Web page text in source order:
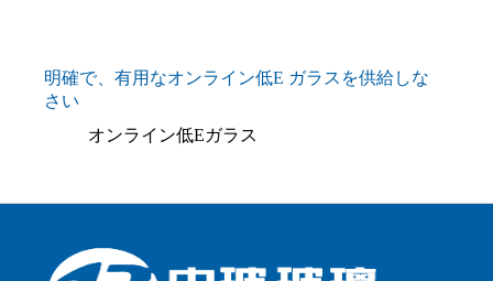
明確で、有用なオンライン低E ガラスを供給しな
さい
オンライン低Eガラス